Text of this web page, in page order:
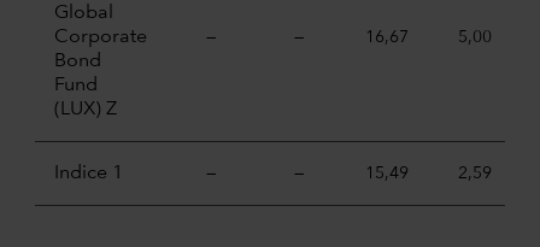
Global
Corporate
Bond
Fund
(LUX) Z
— — 16,67 5,00
Indice 1 — — 15,49 2,59